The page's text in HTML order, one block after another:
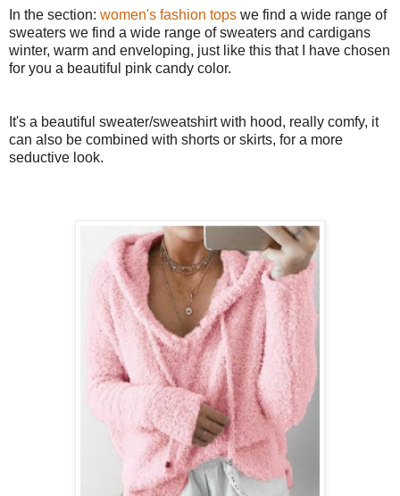
In the section: women's fashion tops we find a wide range of
sweaters we find a wide range of sweaters and cardigans
winter, warm and enveloping, just like this that I have chosen
for you a beautiful pink candy color.
It's a beautiful sweater/sweatshirt with hood, really comfy, it
can also be combined with shorts or skirts, for a more
seductive look.